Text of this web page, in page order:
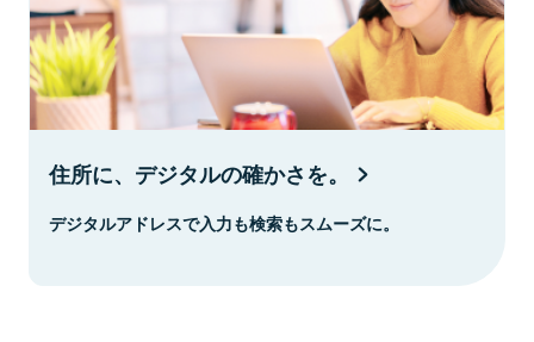
住所に、デジタルの確かさを。
デジタルアドレスで入力も検索もスムーズに。